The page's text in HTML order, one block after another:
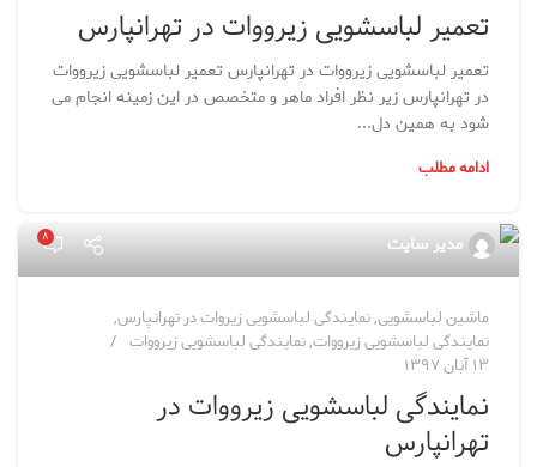
تعمیر لباسشویی زیرووات در تهرانپارس
تعمیر لباسشویی زیرووات در تهرانپارس تعمیر لباسشویی زیرووات
در تهرانپارس زیر نظر افراد ماهر و متخصص در این زمینه انجام می
شود به همین دل...
ادامه مطلب
مدیر سایت ۸
ماشین لباسشویی,نمایندگی لباسشویی زیروات در تهرانپارس,
نمایندگی لباسشویی زیرووات,نمایندگی لباسشویی زیرووات
۱۳ آبان ۱۳۹۷
نمایندگی لباسشویی زیرووات در
تهرانپارس